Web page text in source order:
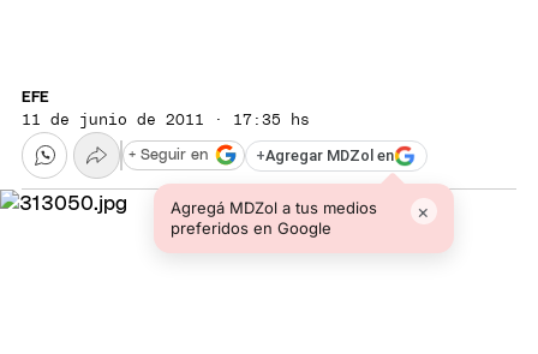
EFE
11 de junio de 2011 · 17:35 hs
+Agregar MDZol en
Agregá MDZol a tus medios
preferidos en Google
×
+ Seguir en